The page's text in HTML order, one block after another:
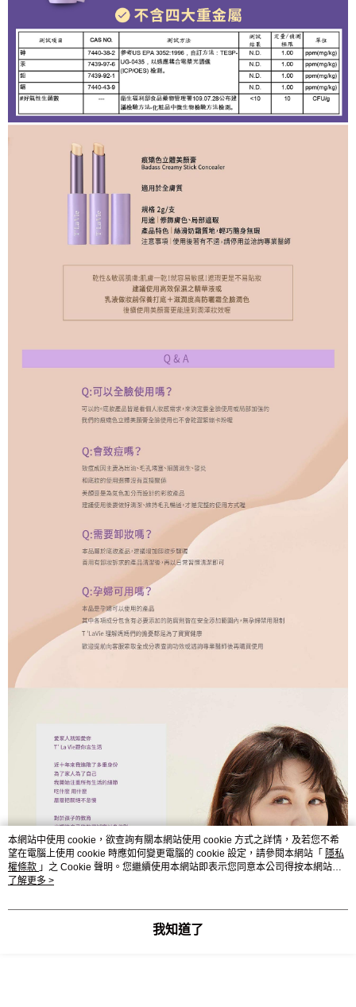
本網站中使用 cookie，欲查詢有關本網站使用 cookie 方式之詳情，及若您不希
望在電腦上使用 cookie 時應如何變更電腦的 cookie 設定，請參閱本網站「 隱私
權條款 」之 Cookie 聲明。您繼續使用本網站即表示您同意本公司得按本網站使
用條款之 Cookie 聲明使用 cookie。
了解更多 >
我知道了